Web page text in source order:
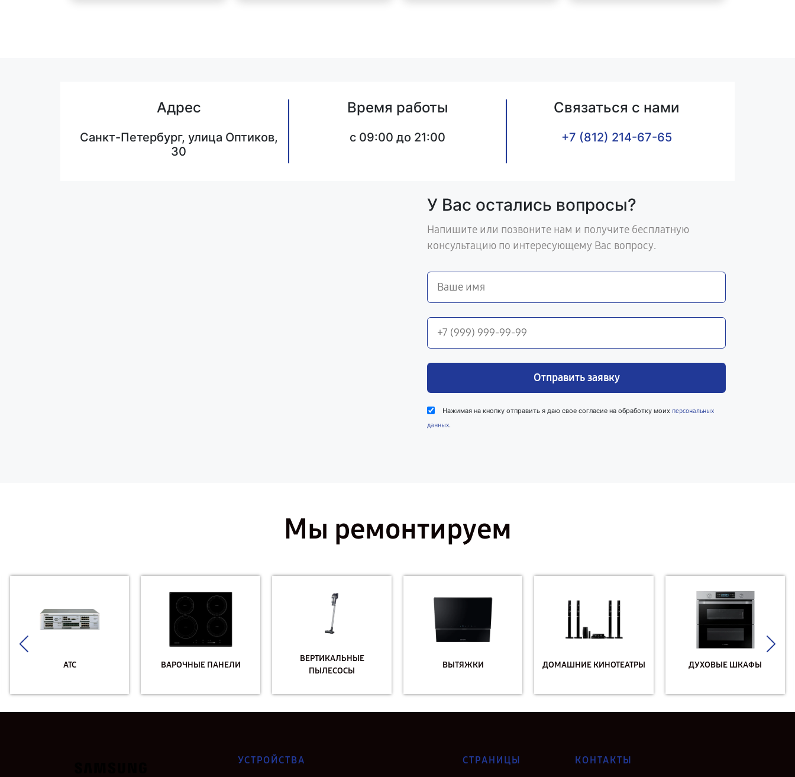
Адрес
Санкт-Петербург, улица Оптиков,
30
Время работы
c 09:00 до 21:00
Связаться с нами
+7 (812) 214-67-65
У Вас остались вопросы?
Напишите или позвоните нам и получите бесплатную
консультацию по интересующему Вас вопросу.
Отправить заявку
Нажимая на кнопку отправить я даю свое согласие на обработку моих персональных
данных.
Мы ремонтируем
АТС ВАРОЧНЫЕ ПАНЕЛИ
ВЕРТИКАЛЬНЫЕ
ПЫЛЕСОСЫ
ВЫТЯЖКИ ДОМАШНИЕ КИНОТЕАТРЫ ДУХОВЫЕ ШКАФЫ
УСТРОЙСТВА СТРАНИЦЫ КОНТАКТЫ